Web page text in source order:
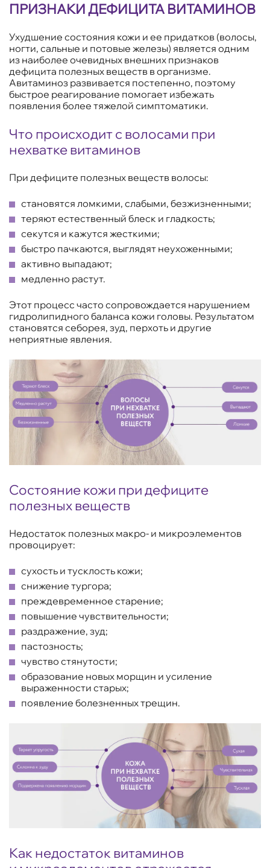
ПРИЗНАКИ ДЕФИЦИТА ВИТАМИНОВ
Ухудшение состояния кожи и ее придатков (волосы,
ногти, сальные и потовые железы) является одним
из наиболее очевидных внешних признаков
дефицита полезных веществ в организме.
Авитаминоз развивается постепенно, поэтому
быстрое реагирование помогает избежать
появления более тяжелой симптоматики.
Что происходит с волосами при
нехватке витаминов
При дефиците полезных веществ волосы:
становятся ломкими, слабыми, безжизненными;
теряют естественный блеск и гладкость;
секутся и кажутся жесткими;
быстро пачкаются, выглядят неухоженными;
активно выпадают;
медленно растут.
Этот процесс часто сопровождается нарушением
гидролипидного баланса кожи головы. Результатом
становятся себорея, зуд, перхоть и другие
неприятные явления.
Состояние кожи при дефиците
полезных веществ
Недостаток полезных макро- и микроэлементов
провоцирует:
сухость и тусклость кожи;
снижение тургора;
преждевременное старение;
повышение чувствительности;
раздражение, зуд;
пастозность;
чувство стянутости;
образование новых морщин и усиление
выраженности старых;
появление болезненных трещин.
Как недостаток витаминов